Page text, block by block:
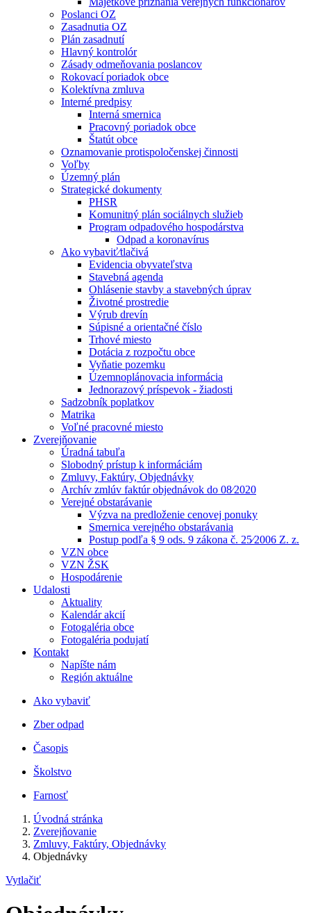
Poslanci OZ
Zasadnutia OZ
Plán zasadnutí
Hlavný kontrolór
Zásady odmeňovania poslancov
Rokovací poriadok obce
Kolektívna zmluva
Interné predpisy
Interná smernica
Pracovný poriadok obce
Štatút obce
Oznamovanie protispoločenskej činnosti
Voľby
Územný plán
Strategické dokumenty
PHSR
Komunitný plán sociálnych služieb
Program odpadového hospodárstva
Odpad a koronavírus
Ako vybaviť⁄tlačivá
Evidencia obyvateľstva
Stavebná agenda
Ohlásenie stavby a stavebných úprav
Životné prostredie
Výrub drevín
Súpisné a orientačné číslo
Trhové miesto
Dotácia z rozpočtu obce
Vyňatie pozemku
Územnoplánovacia informácia
Jednorazový príspevok - žiadosti
Sadzobník poplatkov
Matrika
Voľné pracovné miesto
Zverejňovanie
Úradná tabuľa
Slobodný prístup k informáciám
Zmluvy, Faktúry, Objednávky
Archív zmlúv faktúr objednávok do 08⁄2020
Verejné obstarávanie
Výzva na predloženie cenovej ponuky
Smernica verejného obstarávania
Postup podľa § 9 ods. 9 zákona č. 25⁄2006 Z. z.
VZN obce
VZN ŽSK
Hospodárenie
Udalosti
Aktuality
Kalendár akcií
Fotogaléria obce
Fotogaléria podujatí
Kontakt
Napíšte nám
Región aktuálne
Ako vybaviť
Zber odpad
Časopis
Školstvo
Farnosť
Úvodná stránka
Zverejňovanie
Zmluvy, Faktúry, Objednávky
Objednávky
Vytlačiť